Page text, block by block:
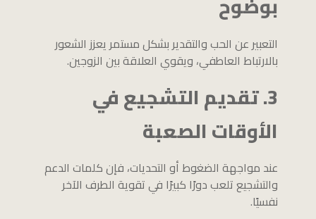
التعبير عن الحب والتقدير بشكل مستمر يعزز الشعور
بالارتباط العاطفي، ويقوي العلاقة بين الزوجين.
3. تقديم التشجيع في
الأوقات الصعبة
عند مواجهة الضغوط أو التحديات، فإن كلمات الدعم
والتشجيع تلعب دورًا كبيرًا في تقوية الطرف الآخر
نفسيًا.